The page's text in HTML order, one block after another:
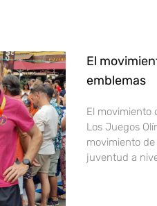
El
emblemas
El movimiento
Los Juegos
movimiento
juventud a